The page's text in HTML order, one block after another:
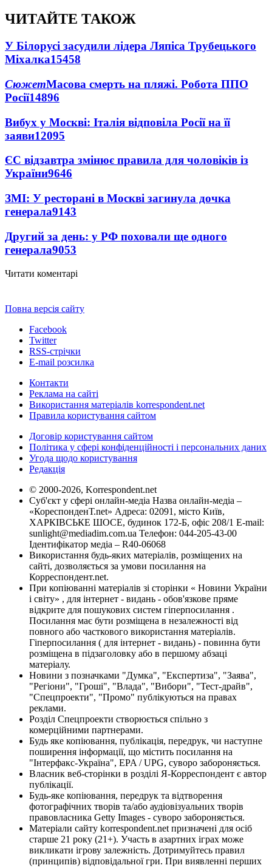
ЧИТАЙТЕ ТАКОЖ
У Білорусі засудили лідера Ляпіса Трубецького
Міхалка15458
СюжетМасова смерть на пляжі. Робота ППО
Росії14896
Вибух у Москві: Італія відповіла Росії на її
заяви12095
ЄС відзавтра змінює правила для чоловіків із
України9646
ЗМІ: У ресторані в Москві загинула дочка
генерала9143
Другий за день: у РФ поховали ще одного
генерала9053
Читати коментарі
Повна версія сайту
Facebook
Twitter
RSS-стрічки
E-mail розсилка
Контакти
Реклама на сайті
Використання матеріалів korrespondent.net
Правила користування сайтом
Договір користування сайтом
Політика у сфері конфіденційності і персональних даних
Угода щодо користування
Редакція
© 2000-2026, Korrespondent.net
Суб'єкт у сфері онлайн-медіа Назва онлайн-медіа –
«КореспонденТ.net» Адреса: 02091, місто Київ,
ХАРКІВСЬКЕ ШОСЕ, будинок 172-Б, офіс 208/1 E-mail:
sunlight@mediadim.com.ua Телефон: 044-205-43-00
Ідентифікатор медіа – R40-06068
Використання будь-яких матеріалів, розміщених на
сайті, дозволяється за умови посилання на
Корреспондент.net.
При копіюванні матеріалів зі сторінки « Новини України
і світу» , для інтернет - видань - обов'язкове пряме
відкрите для пошукових систем гіперпосилання .
Посилання має бути розміщена в незалежності від
повного або часткового використання матеріалів.
Гіперпосилання ( для інтернет - видань) - повинна бути
розміщена в підзаголовку або в першому абзаці
матеріалу.
Новини з позначками "Думка", "Експертиза", "Заява",
"Регіони", "Гроші", "Влада", "Вибори", "Тест-драйв",
"Спецпроекти", "Промо" публікуються на правах
реклами.
Розділ Спецпроекти створюється спільно з
комерційними партнерами.
Будь яке копіювання, публікація, передрук, чи наступне
поширення інформації, що містить посилання на
"Інтерфакс-Україна", EPA / UPG, суворо забороняється.
Власник веб-сторінки в розділі Я-Корреспондент є автор
публікації.
Будь-яке копіювання, передрук та відтворення
фотографічних творів та/або аудіовізуальних творів
правовласника Getty Images - суворо забороняється.
Матеріали сайту korrespondent.net призначені для осіб
старше 21 року (21+). Участь в азартних іграх може
викликати ігрову залежність. Дотримуйтесь правил
(принципів) відповідальної гри. При виявленні перших